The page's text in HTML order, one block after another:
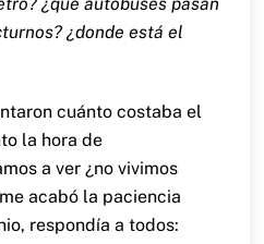
¿donde está el
cuánto costaba el
la hora de
a ver ¿no vivimos
acabó la paciencia
respondía a todos: